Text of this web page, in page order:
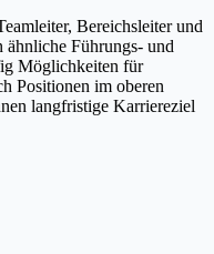
Bereichsleiter und
ähnliche Führungs- und
Möglichkeiten für
Positionen im oberen
langfristige Karriereziel